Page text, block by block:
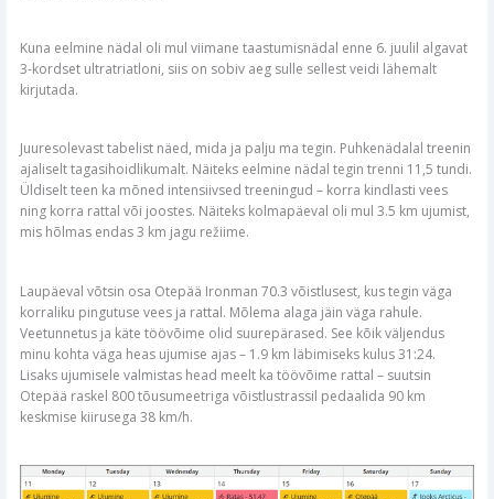
Kuna eelmine nädal oli mul viimane taastumisnädal enne 6. juulil algavat
3-kordset ultratriatloni, siis on sobiv aeg sulle sellest veidi lähemalt
kirjutada.
Juuresolevast tabelist näed, mida ja palju ma tegin. Puhkenädalal treenin
ajaliselt tagasihoidlikumalt. Näiteks eelmine nädal tegin trenni 11,5 tundi.
Üldiselt teen ka mõned intensiivsed treeningud – korra kindlasti vees
ning korra rattal või joostes. Näiteks kolmapäeval oli mul 3.5 km ujumist,
mis hõlmas endas 3 km jagu režiime.
Laupäeval võtsin osa Otepää Ironman 70.3 võistlusest, kus tegin väga
korraliku pingutuse vees ja rattal. Mõlema alaga jäin väga rahule.
Veetunnetus ja käte töövõime olid suurepärased. See kõik väljendus
minu kohta väga heas ujumise ajas – 1.9 km läbimiseks kulus 31:24.
Lisaks ujumisele valmistas head meelt ka töövõime rattal – suutsin
Otepää raskel 800 tõusumeetriga võistlustrassil pedaalida 90 km
keskmise kiirusega 38 km/h.